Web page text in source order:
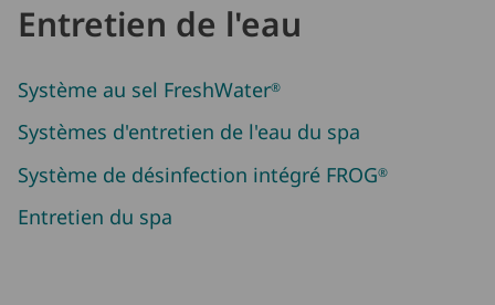
Entretien de l'eau
Système au sel FreshWater®
Systèmes d'entretien de l'eau du spa
Système de désinfection intégré FROG®
Entretien du spa